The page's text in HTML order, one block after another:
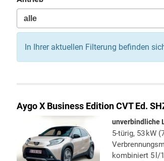
In Ihrer aktuellen Filterung befinden
Aygo X Business Edition CVT Ed.
unverbindliche
5-türig, 53 kW
kombiniert 5 l/